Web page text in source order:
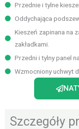
Przednie i tylne
Oddychająca
Kieszeń zapinana na
zakładkami.
Przedni i tylny panel
Wzmocniony uchwyt
Szczegóły